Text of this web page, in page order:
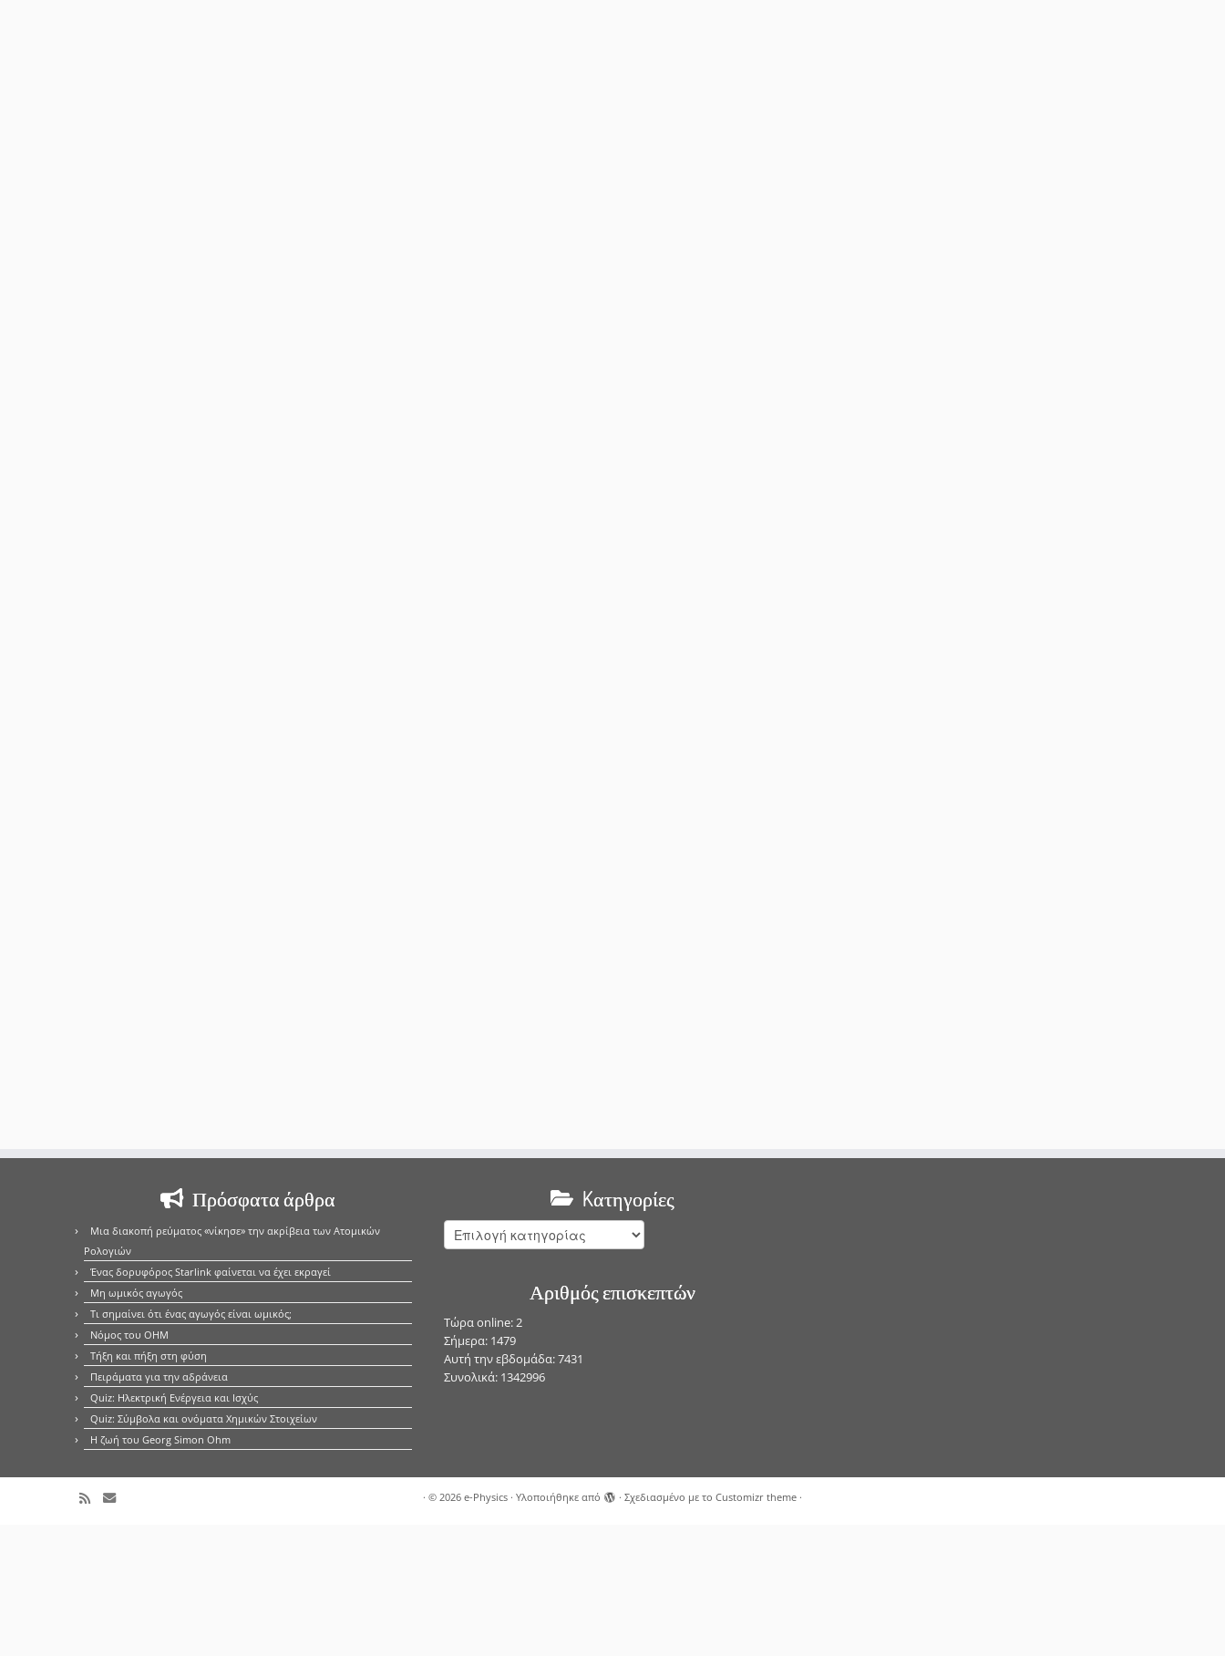
Πρόσφατα άρθρα
Μια διακοπή ρεύματος «νίκησε» την ακρίβεια των Ατομικών
Ρολογιών
Ένας δορυφόρος Starlink φαίνεται να έχει εκραγεί
Μη ωμικός αγωγός
Τι σημαίνει ότι ένας αγωγός είναι ωμικός;
Νόμος του OHM
Τήξη και πήξη στη φύση
Πειράματα για την αδράνεια
Quiz: Ηλεκτρική Ενέργεια και Ισχύς
Quiz: Σύμβολα και ονόματα Χημικών Στοιχείων
Η ζωή του Georg Simon Ohm
Kατηγορίες
Kατηγορίες
Αριθμός επισκεπτών
Τώρα online: 2
Σήμερα: 1479
Αυτή την εβδομάδα: 7431
Συνολικά: 1342996
· © 2026 e-Physics · Υλοποιήθηκε από · Σχεδιασμένο με το Customizr theme ·